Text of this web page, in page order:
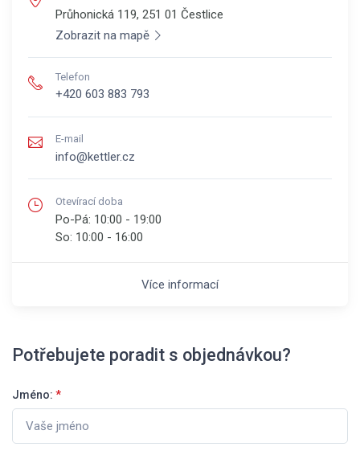
Průhonická 119, 251 01 Čestlice
Zobrazit na mapě
Telefon
+420 603 883 793
E-mail
info@kettler.cz
Otevírací doba
Po-Pá: 10:00 - 19:00
So: 10:00 - 16:00
Více informací
Potřebujete poradit s objednávkou?
Jméno: *